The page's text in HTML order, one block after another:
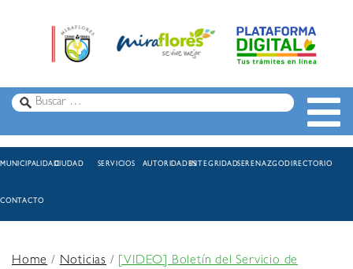
MUNICIPALIDADCIUDAD SERVICIOS AUTORIDADESINTEGRIDADSERENAZGODIRECTORIO
CONTACTO
Home/Noticias /
[VIDEO] Boletín del Servicio de